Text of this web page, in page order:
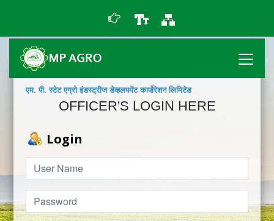
एम. पी. स्टेट एग्रो इंडस्ट्रीज डेव्हलपमेंट कार्पोरेशन लिमिटेड
OFFICER'S LOGIN HERE
Login